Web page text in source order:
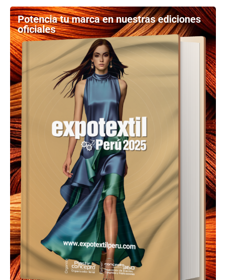
Potencia tu marca en nuestras ediciones
oficiales